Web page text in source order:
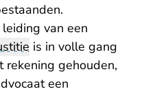
van een
is in volle gang
rekening gehouden,
een